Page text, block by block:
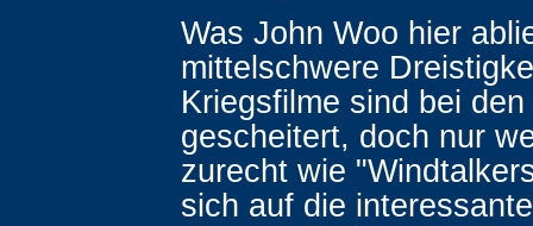
Was John Woo hier
mittelschwere
Kriegsfilme sind bei
gescheitert, doch nur
zurecht wie
sich auf die